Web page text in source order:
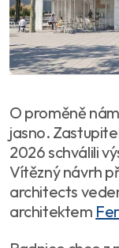
O proměně
jasno.
2026 schválili
Vítězný návrh
architects
architektem